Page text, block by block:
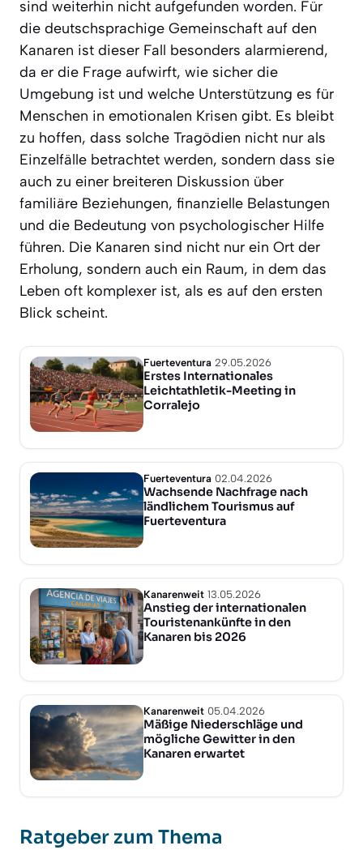
sind weiterhin nicht aufgefunden worden. Für
die deutschsprachige Gemeinschaft auf den
Kanaren ist dieser Fall besonders alarmierend,
da er die Frage aufwirft, wie sicher die
Umgebung ist und welche Unterstützung es für
Menschen in emotionalen Krisen gibt. Es bleibt
zu hoffen, dass solche Tragödien nicht nur als
Einzelfälle betrachtet werden, sondern dass sie
auch zu einer breiteren Diskussion über
familiäre Beziehungen, finanzielle Belastungen
und die Bedeutung von psychologischer Hilfe
führen. Die Kanaren sind nicht nur ein Ort der
Erholung, sondern auch ein Raum, in dem das
Leben oft komplexer ist, als es auf den ersten
Blick scheint.
Fuerteventura 29.05.2026
Erstes Internationales
Leichtathletik-Meeting in
Corralejo
Fuerteventura 02.04.2026
Wachsende Nachfrage nach
ländlichem Tourismus auf
Fuerteventura
Kanarenweit 13.05.2026
Anstieg der internationalen
Touristenankünfte in den
Kanaren bis 2026
Kanarenweit 05.04.2026
Mäßige Niederschläge und
mögliche Gewitter in den
Kanaren erwartet
Ratgeber zum Thema